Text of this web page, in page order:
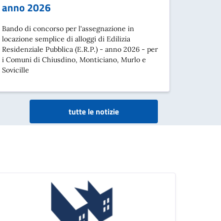
anno 2026
Bando di concorso per l'assegnazione in
locazione semplice di alloggi di Edilizia
Residenziale Pubblica (E.R.P.) - anno 2026 - per
i Comuni di Chiusdino, Monticiano, Murlo e
Sovicille
tutte le notizie